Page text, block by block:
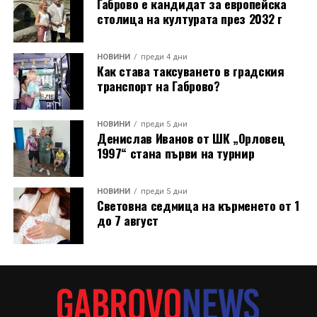
тавите с вечерята, която по-късно бе споделена на
открито в нощния музей.
Лекционният модул от първия ден (31 юли)
предложи теоретична основа и дискусии,
свързващи историческото наследство със
съвременния начин на живот: Арх. Николай
Маринов и д-р инж. Петя Груева от сдружение
„Мещра“ откриха програмата с лекция за
принципите на отоплителните системи в
традиционната архитектура.
В следващ панел арх. Маринов представи и
съвременни алтернативи за отопление на дърва при
еднофамилни сгради.
столица на културата през 2032 г
НОВИНИ преди 4 дни
Как става таксуването в градския
транспорт на Габрово?
НОВИНИ преди 5 дни
Денислав Иванов от ШК „Орловец
1997“ стана първи на турнир
НОВИНИ преди 5 дни
Световна седмица на кърменето от 1
до 7 август